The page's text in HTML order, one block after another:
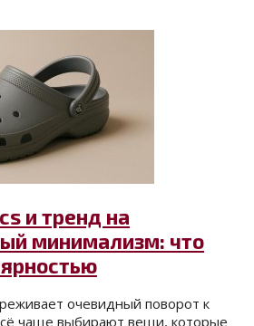
и тренд на
минимализм: что
очевидный поворот к
чаще выбирают вещи, которые